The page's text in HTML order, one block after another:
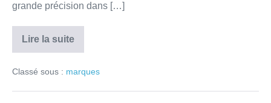
grande précision dans […]
Lire la suite
Classé sous : marques